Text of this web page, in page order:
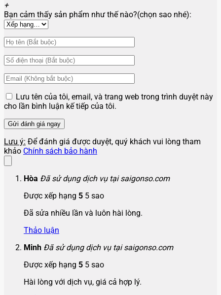
+
Bạn cảm thấy sản phẩm như thế nào?(chọn sao nhé):
Lưu tên của tôi, email, và trang web trong trình duyệt này
cho lần bình luận kế tiếp của tôi.
Lưu ý: Để đánh giá được duyệt, quý khách vui lòng tham
khảo Chính sách bảo hành
Hòa Đã sử dụng dịch vụ tại saigonso.com
Được xếp hạng 5 5 sao
Đã sửa nhiều lần và luôn hài lòng.
Thảo luận
Minh Đã sử dụng dịch vụ tại saigonso.com
Được xếp hạng 5 5 sao
Hài lòng với dịch vụ, giá cả hợp lý.